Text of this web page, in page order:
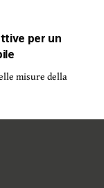
per un
misure della